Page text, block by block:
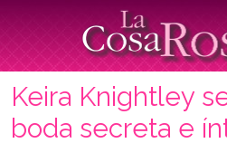
Keira Knightley
boda secreta e